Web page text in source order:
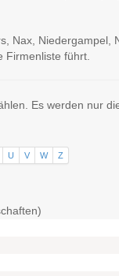
Nax, Niedergampel,
Firmenliste führt.
Es werden nur
U V W Z